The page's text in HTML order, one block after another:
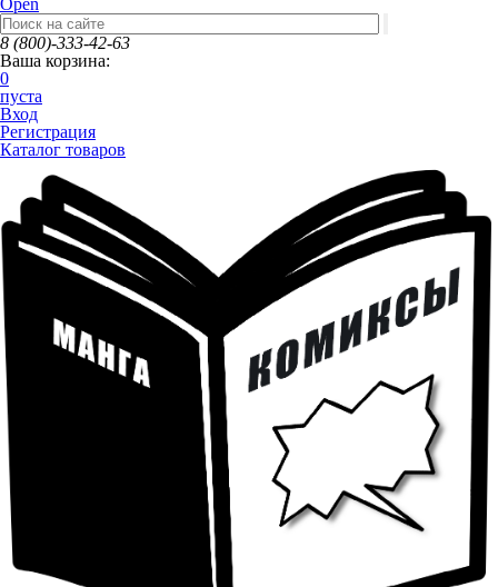
8 (800)-333-42-63
Ваша корзина:
0
пуста
Вход
Регистрация
Каталог товаров